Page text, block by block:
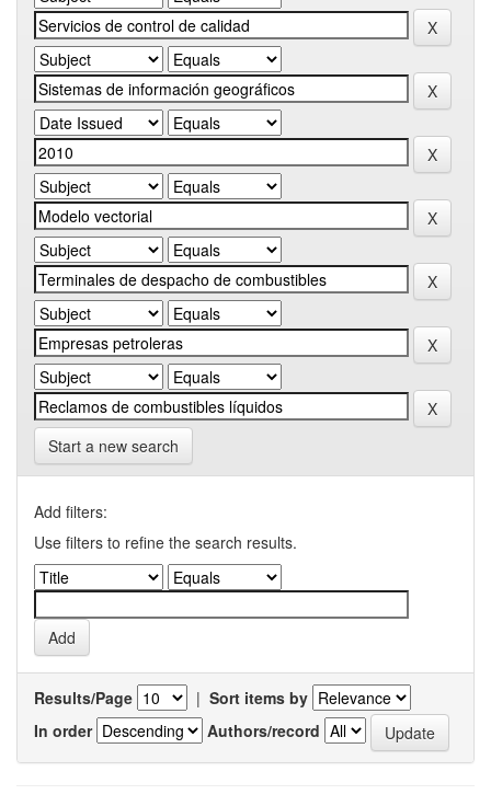
Start a new search
Add filters:
Use filters to refine the search results.
Results/Page | Sort items by
In order
Authors/record